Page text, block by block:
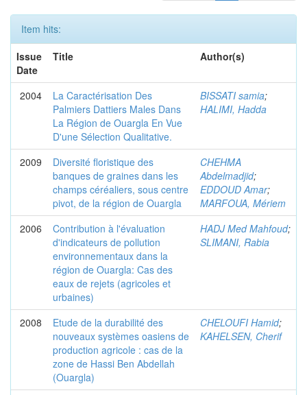
Item hits:
Issue
Date
Title Author(s)
2004
La Caractérisation Des
Palmiers Dattiers Males Dans
La Région de Ouargla En Vue
D'une Sélection Qualitative.
BISSATI samia;
HALIMI, Hadda
2009
Diversité floristique des
banques de graines dans les
champs céréaliers, sous centre
pivot, de la région de Ouargla
CHEHMA
Abdelmadjid;
EDDOUD Amar;
MARFOUA, Mériem
2006
Contribution à l'évaluation
d'indicateurs de pollution
environnementaux dans la
région de Ouargla: Cas des
eaux de rejets (agricoles et
urbaines)
HADJ Med Mahfoud;
SLIMANI, Rabia
2008
Etude de la durabilité des
nouveaux systèmes oasiens de
production agricole : cas de la
zone de Hassi Ben Abdellah
(Ouargla)
CHELOUFI Hamid;
KAHELSEN, Cherif